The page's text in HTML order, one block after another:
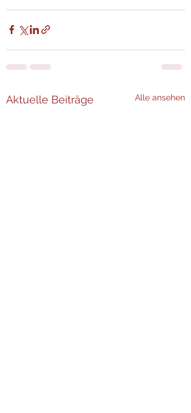
Aktuelle Beiträge Alle ansehen